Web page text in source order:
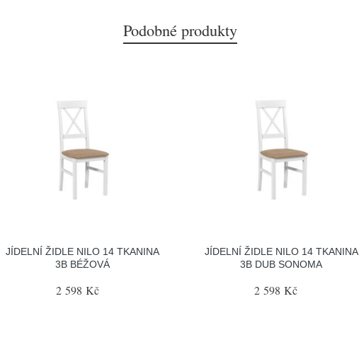
Podobné produkty
JÍDELNÍ ŽIDLE NILO 14 TKANINA
3B BÉŽOVÁ
2 598 Kč
JÍDELNÍ ŽIDLE NILO 14 TKANINA
3B DUB SONOMA
2 598 Kč